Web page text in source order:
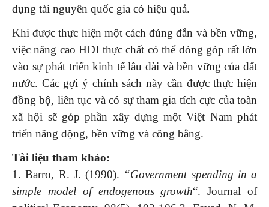
dụng tài nguyên quốc gia có hiệu quả.
Khi được thực hiện một cách đúng đắn và bền vững,
việc nâng cao HDI thực chất có thể đóng góp rất lớn
vào sự phát triển kinh tế lâu dài và bền vững của đất
nước. Các gợi ý chính sách này cần được thực hiện
đồng bộ, liên tục và có sự tham gia tích cực của toàn
xã hội sẽ góp phần xây dựng một Việt Nam phát
triển năng động, bền vững và công bằng.
Tài liệu tham khảo:
1. Barro, R. J. (1990). “Government spending in a
simple model of endogenous growth“. Journal of